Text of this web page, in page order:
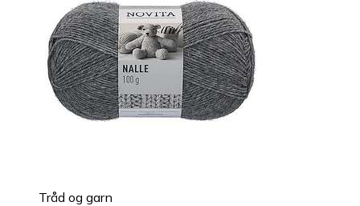
Tråd og garn